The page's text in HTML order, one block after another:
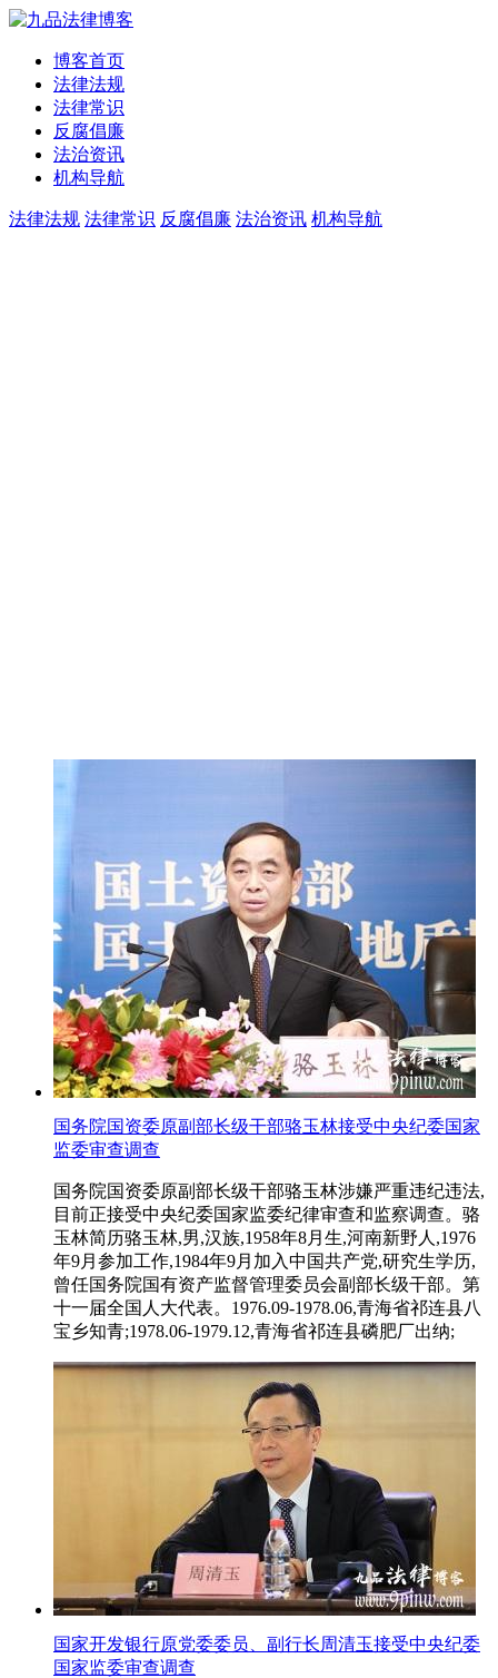
博客首页
法律法规
法律常识
反腐倡廉
法治资讯
机构导航
法律法规 法律常识 反腐倡廉 法治资讯 机构导航
国务院国资委原副部长级干部骆玉林接受中央纪委国家
监委审查调查
国务院国资委原副部长级干部骆玉林涉嫌严重违纪违法,
目前正接受中央纪委国家监委纪律审查和监察调查。骆
玉林简历骆玉林,男,汉族,1958年8月生,河南新野人,1976
年9月参加工作,1984年9月加入中国共产党,研究生学历,
曾任国务院国有资产监督管理委员会副部长级干部。第
十一届全国人大代表。1976.09-1978.06,青海省祁连县八
宝乡知青;1978.06-1979.12,青海省祁连县磷肥厂出纳;
国家开发银行原党委委员、副行长周清玉接受中央纪委
国家监委审查调查